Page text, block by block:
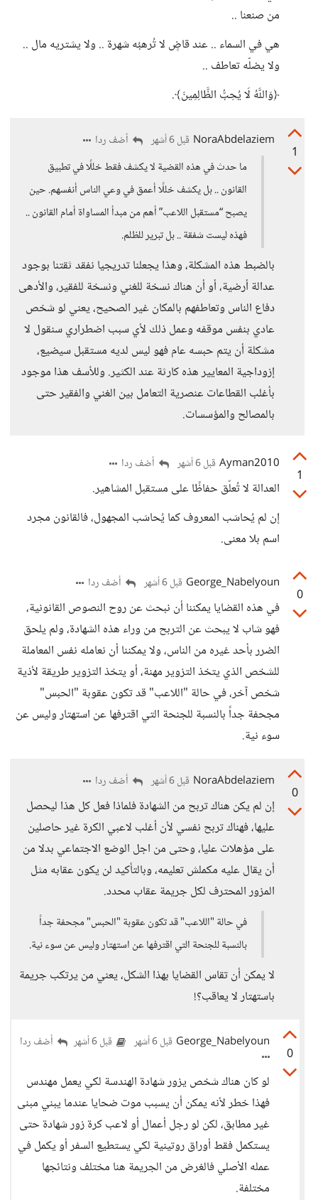
من صنعنا ..
هي في السماء .. عند قاضٍ لا تُرهبُه شهرة .. ولا يشتريه مال ..
ولا يضلّه تعاطف ..
﴿وَاللَّهُ لَا يُحِبُّ الظَّالِمِينَ﴾.
1
NoraAbdelaziem قبل 6 أشهر
أضف ردا
ما حدث في هذه القضية لا يكشف فقط خللًا في تطبيق
القانون .. بل يكشف خللًا أعمق في وعي الناس أنفسهم. حين
يصبح “مستقبل اللاعب” أهم من مبدأ المساواة أمام القانون ..
فهذه ليست شفقة .. بل تبرير للظلم.
بالضبط هذه المشكلة، وهذا يجعلنا تدريجيا نفقد ثقتنا بوجود
عدالة أرضية، أو أن هناك نسخة للغني ونسخة للفقير، والأدهى
دفاع الناس وتعاطفهم بالمكان غير الصحيح، يعني لو شخص
عادي بنفس موقفه وعمل ذلك لأي سبب اضطراري سنقول لا
مشكلة أن يتم حبسه عام فهو ليس لديه مستقبل سيضيع،
إزوداجية المعايير هذه كارثة عند الكثير. وللأسف هذا موجود
بأغلب القطاعات عنصرية التعامل بين الغني والفقير حتى
بالمصالح والمؤسسات.
1
Ayman2010 قبل 6 أشهر أضف ردا
العدالة لا تُعلّق حفاظًا على مستقبل المشاهير.
إن لم يُحاسَب المعروف كما يُحاسَب المجهول، فالقانون مجرد
اسم بلا معنى.
0
George_Nabelyoun قبل 6 أشهر أضف ردا
في هذه القضايا يمكننا أن نبحث عن روح النصوص القانونية،
فهو شاب لا يبحث عن التربح من وراء هذه الشهادة، ولم يلحق
الضرر بأحد غيره من الناس، ولا يمكننا أن نعامله نفس المعاملة
للشخص الذي يتخذ التزوير مهنة، أو يتخذ التزوير طريقة لأذية
شخص آخر، في حالة "اللاعب" قد تكون عقوبة "الحبس"
مجحفة جداً بالنسبة للجنحة التي اقترفها عن استهتار وليس عن
سوء نية.
0
NoraAbdelaziem قبل 6 أشهر أضف ردا
إن لم يكن هناك تربح من الشهادة فلماذا فعل كل هذا ليحصل
عليها، فهناك تربح نفسي لأن أغلب لاعبي الكرة غير حاصلين
على مؤهلات عليا، وحتى من اجل الوضع الاجتماعي بدلا من
أن يقال عليه مكملش تعليمه، وبالتأكيد لن يكون عقابه مثل
المزور المحترف لكل جريمة عقاب محدد.
في حالة "اللاعب" قد تكون عقوبة "الحبس" مجحفة جداً
بالنسبة للجنحة التي اقترفها عن استهتار وليس عن سوء نية.
لا يمكن أن تقاس القضايا بهذا الشكل، يعني من يرتكب جريمة
باستهتار لا يعاقب؟!
0
George_Nabelyoun قبل 6 أشهر قبل 6 أشهر أضف ردا
لو كان هناك شخص يزور شهادة الهندسة لكي يعمل مهندس
فهذا خطر لأنه يمكن أن يسبب موت ضحايا عندما يبني مبنى
غير مطابق، لكن لو رجل أعمال أو لاعب كرة زور شهادة حتى
يستكمل فقط أوراق روتينية لكي يستطيع السفر أو يكمل في
عمله الأصلي فالغرض من الجريمة هنا مختلف ونتائجها
مختلفة.